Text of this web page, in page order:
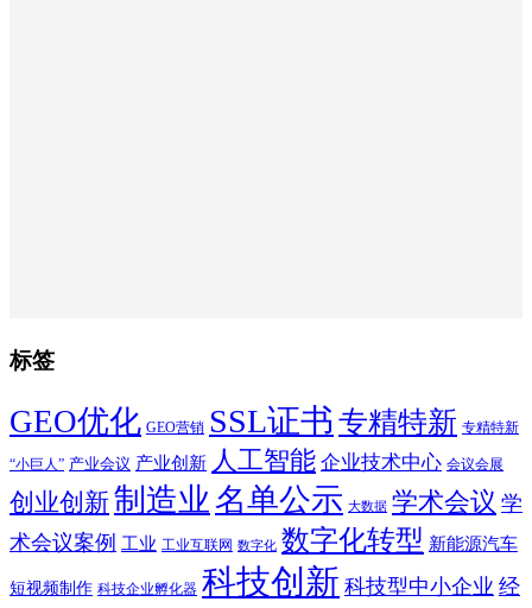
标签
GEO优化 GEO营销 SSL证书 专精特新 专精特新
“小巨人” 产业会议 产业创新 人工智能 企业技术中心 会议会展
创业创新制造业 名单公示 大数据 学术会议 学
术会议案例 工业 工业互联网 数字化 数字化转型 新能源汽车
短视频制作 科技企业孵化器 科技创新 科技型中小企业 经